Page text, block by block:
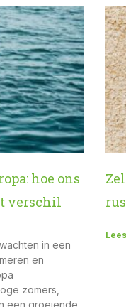
hoe ons
verschil
in een
en
zomers,
een groeiende